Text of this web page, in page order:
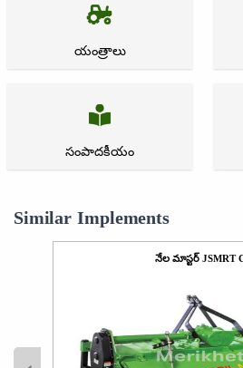
యంత్రాలు
సంపాదకీయం
Similar Implements
నేల మాస్టర్ JSMRT